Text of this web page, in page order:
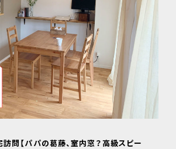
問【パパの葛藤、室内窓？高級スピー